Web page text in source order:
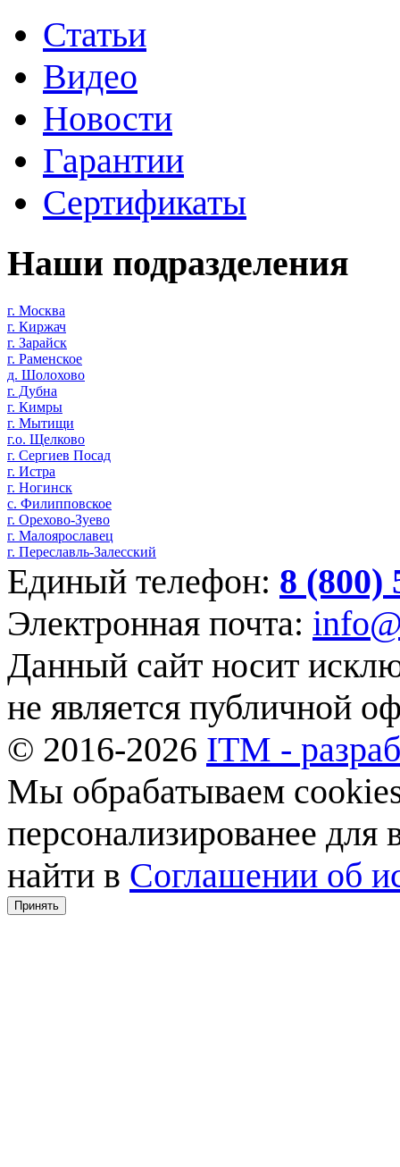
Статьи
Видео
Новости
Гарантии
Сертификаты
Наши подразделения
г. Москва
г. Киржач
г. Зарайск
г. Раменское
д. Шолохово
г. Дубна
г. Кимры
г. Мытищи
г.о. Щелково
г. Сергиев Посад
г. Истра
г. Ногинск
с. Филипповское
г. Орехово-Зуево
г. Малоярославец
г. Переславль-Залесский
Единый телефон: 8 (800)
Электронная почта:
Данный сайт носит
не является публичной
© 2016-2026 ITM -
Мы обрабатываем
персонализированее
найти в Соглашении об
Принять